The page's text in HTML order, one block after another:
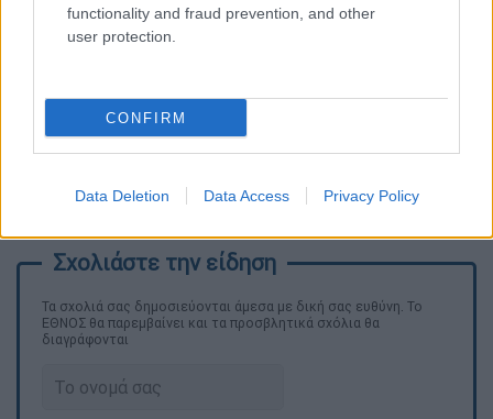
functionality and fraud prevention, and other
user protection.
CONFIRM
Data Deletion Data Access Privacy Policy
Τα σχολιά σας δημοσιεύονται άμεσα με δική σας ευθύνη. Το
ΕΘΝΟΣ θα παρεμβαίνει και τα προσβλητικά σχόλια θα
διαγράφονται